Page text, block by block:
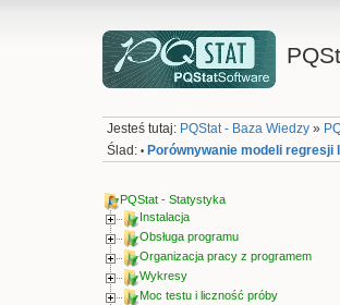
Jesteś tutaj: PQStat - Baza Wiedzy »
Ślad: • Porównywanie modeli regresji
PQStat - Statystyka
Instalacja
Obsługa programu
Organizacja pracy z programem
Wykresy
Moc testu i liczność próby